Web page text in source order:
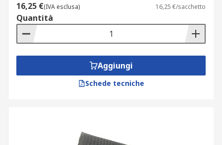
16,25 €(IVA esclusa) 16,25 €/sacchetto
Quantità
Aggiungi
Schede tecniche